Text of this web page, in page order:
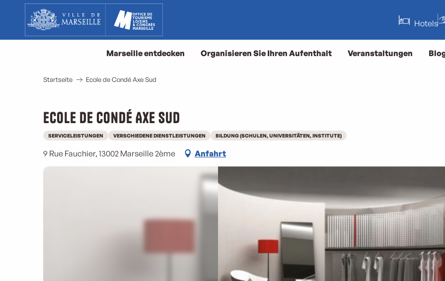
contenu
principal
Hotels
Marseille entdecken Organisieren Sie Ihren Aufenthalt Veranstaltungen
Startseite Ecole de Condé Axe Sud
Ecole de Condé Axe Sud
SERVICELEISTUNGEN VERSCHIEDENE DIENSTLEISTUNGEN BILDUNG (SCHULEN, UNIVERSITÄTEN, INSTITUTE)
9 Rue Fauchier, 13002 Marseille 2ème Anfahrt